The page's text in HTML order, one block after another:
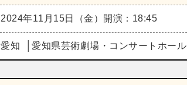
2024年11月15日（金） 開演：18:45
愛知 愛知県芸術劇場・コンサートホール